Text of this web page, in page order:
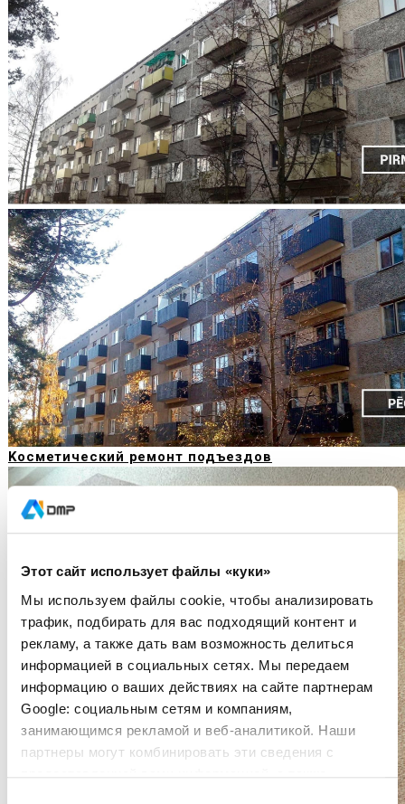
Этот сайт использует файлы «куки»
Мы используем файлы cookie, чтобы анализировать
трафик, подбирать для вас подходящий контент и
рекламу, а также дать вам возможность делиться
информацией в социальных сетях. Мы передаем
информацию о ваших действиях на сайте партнерам
Google: социальным сетям и компаниям,
занимающимся рекламой и веб-аналитикой. Наши
партнеры могут комбинировать эти сведения с
Kосметический ремонт подъездов